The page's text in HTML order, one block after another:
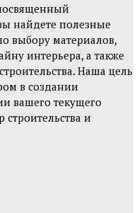
найдете полезные
выбору материалов,
интерьера, а также
Наша цель
в создании
вашего текущего
и